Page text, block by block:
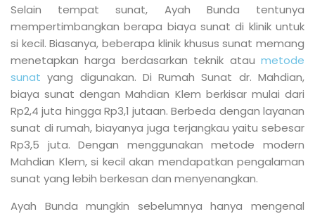
Selain tempat sunat, Ayah Bunda tentunya
mempertimbangkan berapa biaya sunat di klinik untuk
si kecil. Biasanya, beberapa klinik khusus sunat memang
menetapkan harga berdasarkan teknik atau metode
sunat yang digunakan. Di Rumah Sunat dr. Mahdian,
biaya sunat dengan Mahdian Klem berkisar mulai dari
Rp2,4 juta hingga Rp3,1 jutaan. Berbeda dengan layanan
sunat di rumah, biayanya juga terjangkau yaitu sebesar
Rp3,5 juta. Dengan menggunakan metode modern
Mahdian Klem, si kecil akan mendapatkan pengalaman
sunat yang lebih berkesan dan menyenangkan.
Ayah Bunda mungkin sebelumnya hanya mengenal